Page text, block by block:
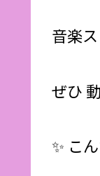
音楽
ぜひ
✨ こ